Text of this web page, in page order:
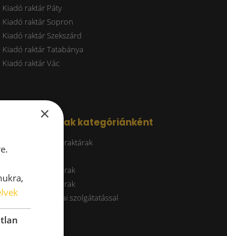
Kiadó raktár Páty
Kiadó raktár Sopron
Kiadó raktár Szekszárd
Kiadó raktár Tatabánya
Kiadó raktár Vác
Kiadó raktárak kategóriánként
Energiatakarékos raktárak
ESG raktár
A kategóriás raktárak
B kategóriás raktárak
Raktárak logisztikai szolgátatással
×